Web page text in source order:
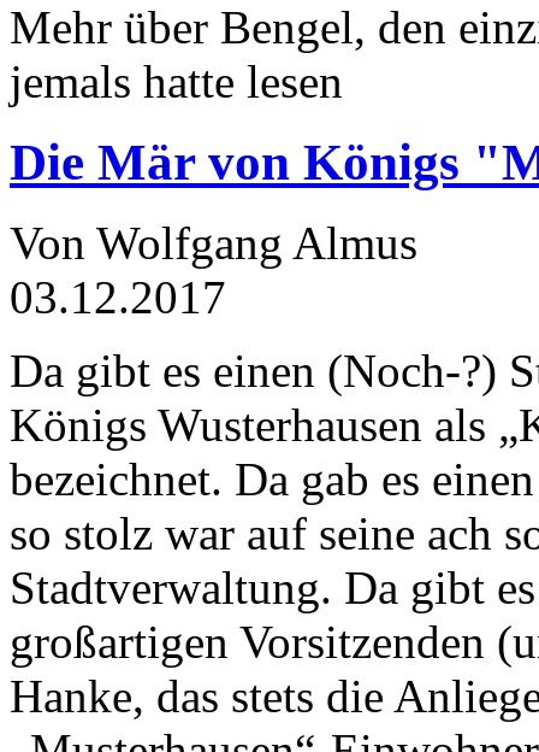
Mehr über Bengel, den
jemals hatte lesen
Die Mär von Königs
Von Wolfgang Almus
03.12.2017
Da gibt es einen (Noch-?)
Königs Wusterhausen als
bezeichnet. Da gab es
so stolz war auf seine ach
Stadtverwaltung. Da gibt
großartigen Vorsitzenden
Hanke, das stets die